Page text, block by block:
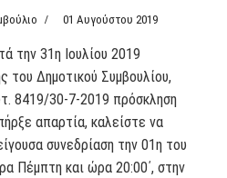
01 Αυγούστου 2019
την 31η Ιουλίου 2019
του Δημοτικού Συμβουλίου,
8419/30-7-2019 πρόσκληση
απαρτία, καλείστε να
συνεδρίαση την 01η του
Πέμπτη και ώρα 20:00΄, στην